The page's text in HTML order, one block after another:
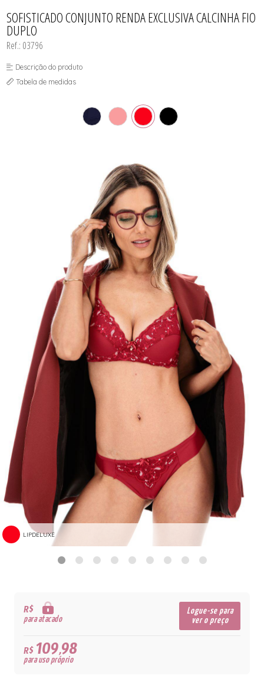
CONJUNTO
CONJUNTO BIQUÍNI
TOP
SOFISTICADO CONJUNTO RENDA EXCLUSIVA CALCINHA FIO
DUPLO
Ref.: 03796
Descrição do produto
Tabela de medidas
LIPDELUXE
R$
para atacado
Logue-se para
ver o preço
R$109,98
para uso próprio